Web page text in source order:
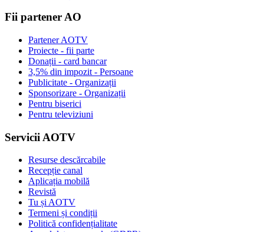
Fii partener AO
Partener AOTV
Proiecte - fii parte
Donații - card bancar
3,5% din impozit - Persoane
Publicitate - Organizații
Sponsorizare - Organizații
Pentru biserici
Pentru televiziuni
Servicii AOTV
Resurse descărcabile
Recepție canal
Aplicația mobilă
Revistă
Tu și AOTV
Termeni și condiții
Politică confidențialitate